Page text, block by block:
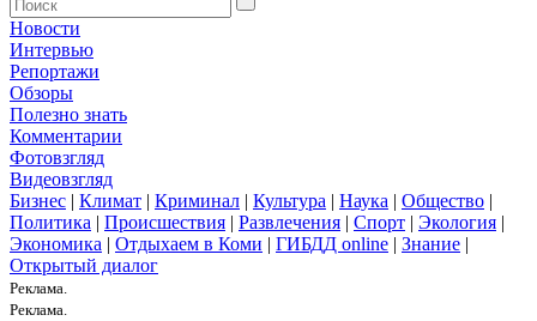
Новости
Интервью
Репортажи
Обзоры
Полезно знать
Комментарии
Фотовзгляд
Видеовзгляд
Бизнес | Климат | Криминал | Культура | Наука | Общество |
Политика | Происшествия | Развлечения | Спорт | Экология |
Экономика | Отдыхаем в Коми | ГИБДД online | Знание |
Открытый диалог
Реклама.
Реклама.